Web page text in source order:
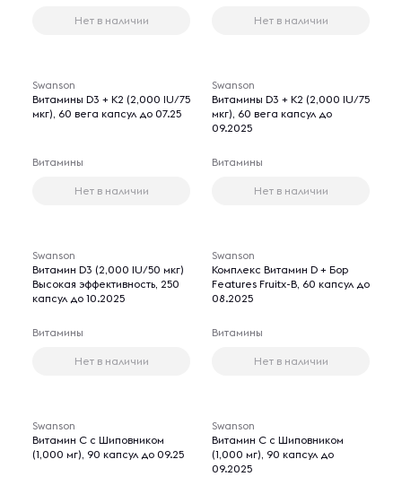
Нет в наличии Нет в наличии
Swanson
Витамины D3 + K2 (2,000 IU/75
мкг), 60 вега капсул до 07.25
Витамины
Нет в наличии
Swanson
Витамины D3 + K2 (2,000 IU/75
мкг), 60 вега капсул до
09.2025
Витамины
Нет в наличии
Swanson
Витамин D3 (2,000 IU/50 мкг)
Высокая эффективность, 250
капсул до 10.2025
Витамины
Нет в наличии
Swanson
Комплекс Витамин D + Бор
Features Fruitx-B, 60 капсул до
08.2025
Витамины
Нет в наличии
Swanson
Витамин C с Шиповником
(1,000 мг), 90 капсул до 09.25
Swanson
Витамин C с Шиповником
(1,000 мг), 90 капсул до
09.2025